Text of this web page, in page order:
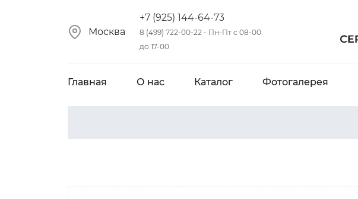
Москва
+7 (925) 144-64-73
8 (499) 722-00-22 - Пн-Пт с 08-00
до 17-00
Главная О нас Каталог Фотогалерея